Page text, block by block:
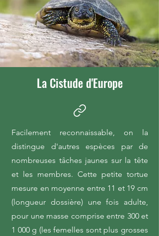
La Cistude d'Europe
Facilement reconnaissable, on la
distingue d'autres espèces par de
nombreuses tâches jaunes sur la tête
et les membres. Cette petite tortue
mesure en moyenne entre 11 et 19 cm
(longueur dossière) une fois adulte,
pour une masse comprise entre 300 et
1 000 g (les femelles sont plus grosses